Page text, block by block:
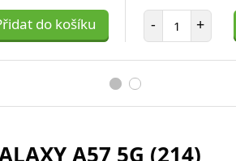
do košíku - Počet
+
A57 5G (214)